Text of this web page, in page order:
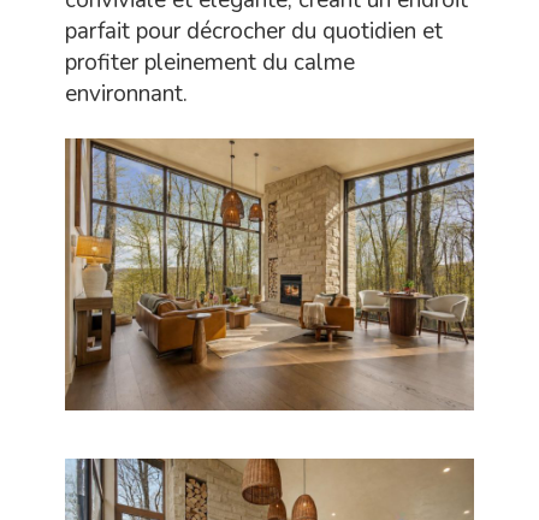
parfait pour décrocher du quotidien et
profiter pleinement du calme
environnant.